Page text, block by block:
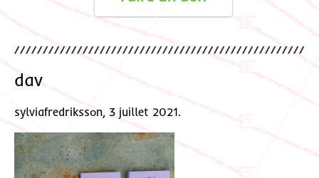
dav
sylviafredriksson, 3 juillet 2021.